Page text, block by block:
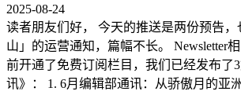
2025-08-24
读者朋友们好， 今天的推送是两份预告，
山」的运营通知，篇幅不长。 Newsletter
前开通了免费订阅栏目，我们已经发布了
讯》： 1. 6月编辑部通讯：从骄傲月的亚